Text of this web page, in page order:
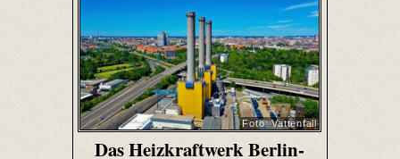
Foto: Vattenfall
Das Heizkraftwerk Berlin-